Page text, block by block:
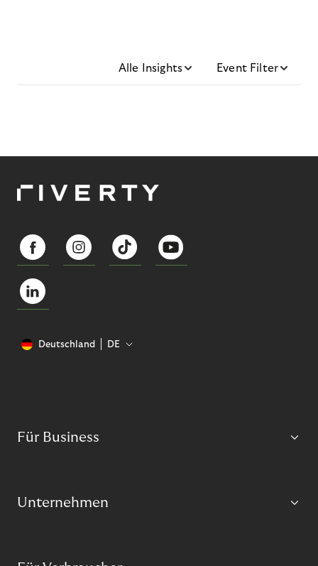
Alle Insights Event Filter
Deutschland DE
Für Business
Unternehmen